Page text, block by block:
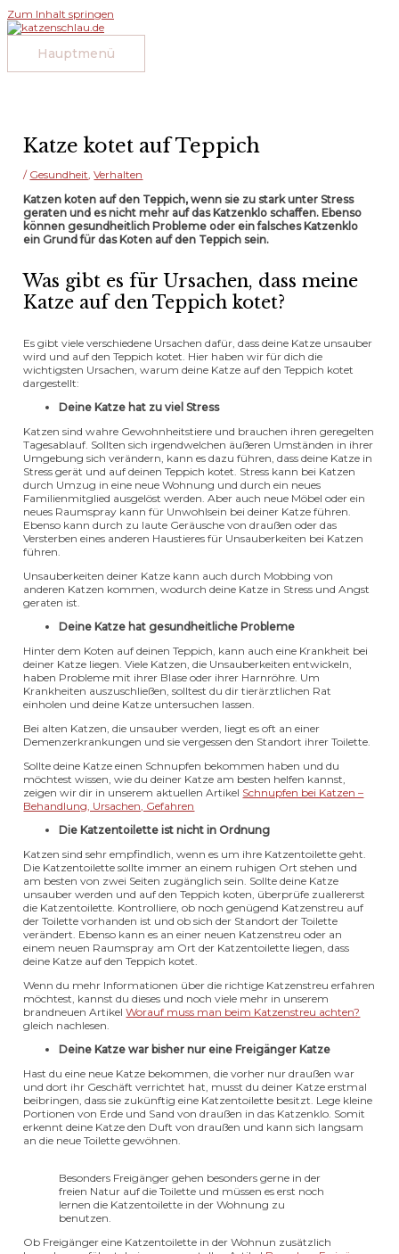
Zum Inhalt springen
Hauptmenü
Katze kotet auf Teppich
/ Gesundheit,Verhalten
Katzen koten auf den Teppich, wenn sie zu stark unter Stress
geraten und es nicht mehr auf das Katzenklo schaffen. Ebenso
können gesundheitlich Probleme oder ein falsches Katzenklo
ein Grund für das Koten auf den Teppich sein.
Was gibt es für Ursachen, dass meine
Katze auf den Teppich kotet?
Es gibt viele verschiedene Ursachen dafür, dass deine Katze unsauber
wird und auf den Teppich kotet. Hier haben wir für dich die
wichtigsten Ursachen, warum deine Katze auf den Teppich kotet
dargestellt:
Deine Katze hat zu viel Stress
Katzen sind wahre Gewohnheitstiere und brauchen ihren geregelten
Tagesablauf. Sollten sich irgendwelchen äußeren Umständen in ihrer
Umgebung sich verändern, kann es dazu führen, dass deine Katze in
Stress gerät und auf deinen Teppich kotet. Stress kann bei Katzen
durch Umzug in eine neue Wohnung und durch ein neues
Familienmitglied ausgelöst werden. Aber auch neue Möbel oder ein
neues Raumspray kann für Unwohlsein bei deiner Katze führen.
Ebenso kann durch zu laute Geräusche von draußen oder das
Versterben eines anderen Haustieres für Unsauberkeiten bei Katzen
führen.
Unsauberkeiten deiner Katze kann auch durch Mobbing von
anderen Katzen kommen, wodurch deine Katze in Stress und Angst
geraten ist.
Deine Katze hat gesundheitliche Probleme
Hinter dem Koten auf deinen Teppich, kann auch eine Krankheit bei
deiner Katze liegen. Viele Katzen, die Unsauberkeiten entwickeln,
haben Probleme mit ihrer Blase oder ihrer Harnröhre. Um
Krankheiten auszuschließen, solltest du dir tierärztlichen Rat
einholen und deine Katze untersuchen lassen.
Bei alten Katzen, die unsauber werden, liegt es oft an einer
Demenzerkrankungen und sie vergessen den Standort ihrer Toilette.
Sollte deine Katze einen Schnupfen bekommen haben und du
möchtest wissen, wie du deiner Katze am besten helfen kannst,
zeigen wir dir in unserem aktuellen Artikel Schnupfen bei Katzen –
Behandlung, Ursachen, Gefahren
Die Katzentoilette ist nicht in Ordnung
Katzen sind sehr empfindlich, wenn es um ihre Katzentoilette geht.
Die Katzentoilette sollte immer an einem ruhigen Ort stehen und
am besten von zwei Seiten zugänglich sein. Sollte deine Katze
unsauber werden und auf den Teppich koten, überprüfe zuallererst
die Katzentoilette. Kontrolliere, ob noch genügend Katzenstreu auf
der Toilette vorhanden ist und ob sich der Standort der Toilette
verändert. Ebenso kann es an einer neuen Katzenstreu oder an
einem neuen Raumspray am Ort der Katzentoilette liegen, dass
deine Katze auf den Teppich kotet.
Wenn du mehr Informationen über die richtige Katzenstreu erfahren
möchtest, kannst du dieses und noch viele mehr in unserem
brandneuen ArtikelWorauf muss man beim Katzenstreu achten?
gleich nachlesen.
Deine Katze war bisher nur eine Freigänger Katze
Hast du eine neue Katze bekommen, die vorher nur draußen war
und dort ihr Geschäft verrichtet hat, musst du deiner Katze erstmal
beibringen, dass sie zukünftig eine Katzentoilette besitzt. Lege kleine
Portionen von Erde und Sand von draußen in das Katzenklo. Somit
erkennt deine Katze den Duft von draußen und kann sich langsam
an die neue Toilette gewöhnen.
Besonders Freigänger gehen besonders gerne in der
freien Natur auf die Toilette und müssen es erst noch
lernen die Katzentoilette in der Wohnung zu
benutzen.
Ob Freigänger eine Katzentoilette in der Wohnun zusätzlich